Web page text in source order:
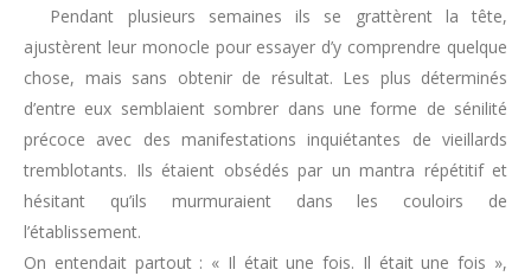
Pendant plusieurs semaines ils se grattèrent la tête,
ajustèrent leur monocle pour essayer d’y comprendre quelque
chose, mais sans obtenir de résultat. Les plus déterminés
d’entre eux semblaient sombrer dans une forme de sénilité
précoce avec des manifestations inquiétantes de vieillards
tremblotants. Ils étaient obsédés par un mantra répétitif et
hésitant qu’ils murmuraient dans les couloirs de
l’établissement.
On entendait partout : « Il était une fois. Il était une fois »,